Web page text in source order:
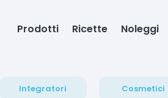
Prodotti Ricette Noleggi
Integratori Cosmetici